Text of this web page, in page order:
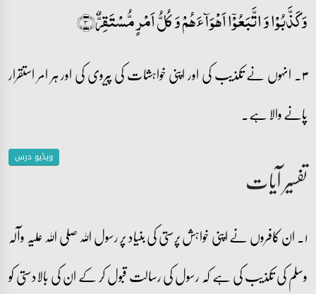
وَ کَذَّبُوۡا وَ اتَّبَعُوۡۤا اَہۡوَآءَہُمۡ وَ کُلُّ اَمۡرٍ مُّسۡتَقِرٌّ﴿۳﴾
۳۔ انہوں نے تکذیب کی اور اپنی خواہشات کی پیروی کی اور ہر امر استقرار
پانے والا ہے۔
ویڈیو درس تفسیر آیات
۱۔ ان کافروں نے اپنی خواہش پرستی کی بنیاد پر رسول اللہ صلی اللہ علیہ وآلہ
وسلم کی تکذیب کی ہے کہ رسول کی رسالت قبول کر کے ان کی بالادستی کو